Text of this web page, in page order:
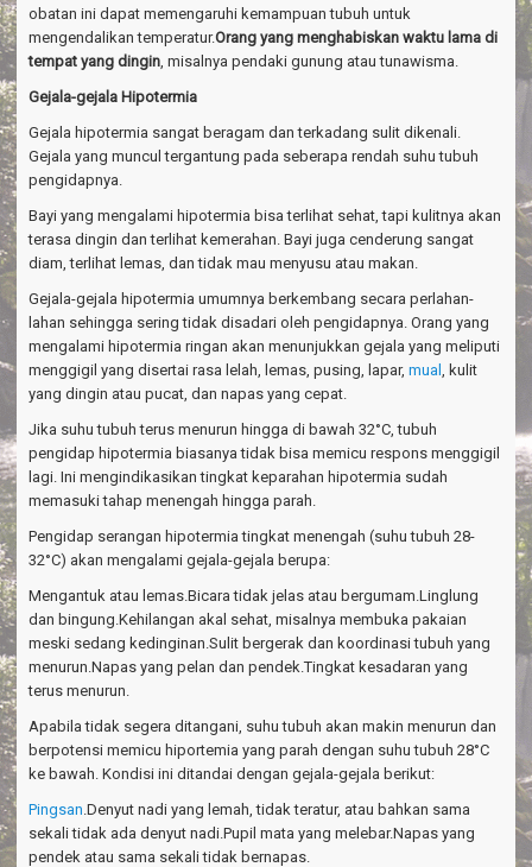
obatan ini dapat memengaruhi kemampuan tubuh untuk
mengendalikan temperatur.Orang yang menghabiskan waktu lama di
tempat yang dingin, misalnya pendaki gunung atau tunawisma.
Gejala-gejala Hipotermia
Gejala hipotermia sangat beragam dan terkadang sulit dikenali.
Gejala yang muncul tergantung pada seberapa rendah suhu tubuh
pengidapnya.
Bayi yang mengalami hipotermia bisa terlihat sehat, tapi kulitnya akan
terasa dingin dan terlihat kemerahan. Bayi juga cenderung sangat
diam, terlihat lemas, dan tidak mau menyusu atau makan.
Gejala-gejala hipotermia umumnya berkembang secara perlahan-
lahan sehingga sering tidak disadari oleh pengidapnya. Orang yang
mengalami hipotermia ringan akan menunjukkan gejala yang meliputi
menggigil yang disertai rasa lelah, lemas, pusing, lapar, mual , kulit
yang dingin atau pucat, dan napas yang cepat.
Jika suhu tubuh terus menurun hingga di bawah 32°C, tubuh
pengidap hipotermia biasanya tidak bisa memicu respons menggigil
lagi. Ini mengindikasikan tingkat keparahan hipotermia sudah
memasuki tahap menengah hingga parah.
Pengidap serangan hipotermia tingkat menengah (suhu tubuh 28-
32°C) akan mengalami gejala-gejala berupa:
Mengantuk atau lemas.Bicara tidak jelas atau bergumam.Linglung
dan bingung.Kehilangan akal sehat, misalnya membuka pakaian
meski sedang kedinginan.Sulit bergerak dan koordinasi tubuh yang
menurun.Napas yang pelan dan pendek.Tingkat kesadaran yang
terus menurun.
Apabila tidak segera ditangani, suhu tubuh akan makin menurun dan
berpotensi memicu hiportemia yang parah dengan suhu tubuh 28°C
ke bawah. Kondisi ini ditandai dengan gejala-gejala berikut:
Pingsan.Denyut nadi yang lemah, tidak teratur, atau bahkan sama
sekali tidak ada denyut nadi.Pupil mata yang melebar.Napas yang
pendek atau sama sekali tidak bernapas.